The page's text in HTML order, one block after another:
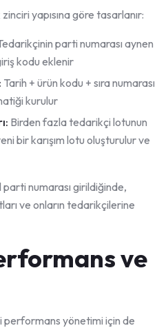
yapısına göre tasarlanır:
parti numarası aynen
kodu eklenir
Tarih + ürün kodu + sıra numarası
kurulur
Birden fazla tedarikçi lotunun
bir karışım lotu oluşturulur ve
numarası girildiğinde,
ve onların tedarikçilerine
ve
yönetimi için de